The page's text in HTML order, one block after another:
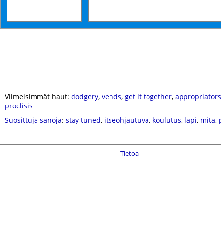
Viimeisimmät haut: dodgery, vends, get it together, appropriators
proclisis
Suosittuja sanoja: stay tuned, itseohjautuva, koulutus, läpi, mitä,
Tietoa